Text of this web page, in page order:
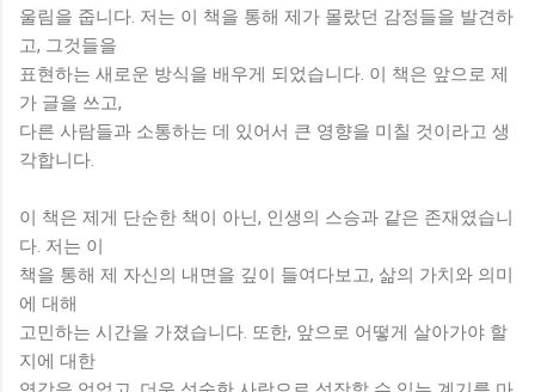
울림을 줍니다. 저는 이 책을 통해 제가 몰랐던 감정들을 발견하
고, 그것들을
표현하는 새로운 방식을 배우게 되었습니다. 이 책은 앞으로 제
가 글을 쓰고,
다른 사람들과 소통하는 데 있어서 큰 영향을 미칠 것이라고 생
각합니다.
이 책은 제게 단순한 책이 아닌, 인생의 스승과 같은 존재였습니
다. 저는 이
책을 통해 제 자신의 내면을 깊이 들여다보고, 삶의 가치와 의미
에 대해
고민하는 시간을 가졌습니다. 또한, 앞으로 어떻게 살아가야 할
지에 대한